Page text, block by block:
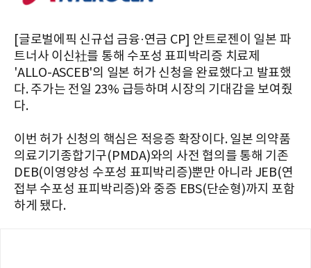
[글로벌에픽 신규섭 금융·연금 CP] 안트로젠이 일본 파
트너사 이신社를 통해 수포성 표피박리증 치료제
'ALLO-ASCEB'의 일본 허가 신청을 완료했다고 발표했
다. 주가는 전일 23% 급등하며 시장의 기대감을 보여줬
다.
이번 허가 신청의 핵심은 적응증 확장이다. 일본 의약품
의료기기종합기구(PMDA)와의 사전 협의를 통해 기존
DEB(이영양성 수포성 표피박리증)뿐만 아니라 JEB(연
접부 수포성 표피박리증)와 중증 EBS(단순형)까지 포함
하게 됐다.